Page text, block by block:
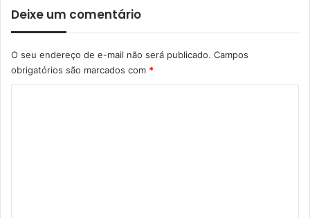
Deixe um comentário
O seu endereço de e-mail não será publicado. Campos
obrigatórios são marcados com *